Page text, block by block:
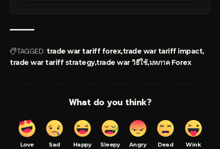
TAGGED: trade war tariff forextrade war tariff impact
trade war tariff strategytrade war วิธีใช้มหภาค Forex
What do you think?
Love Sad Happy Sleepy Angry Dead Wink